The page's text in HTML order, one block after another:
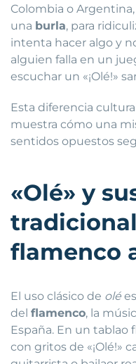
Colombia o Argentina,
una burla, para
intenta hacer algo y
alguien falla en un
escuchar un «¡Olé!»
Esta diferencia
muestra cómo una
sentidos opuestos
«Olé» y
flamenco
El uso clásico de olé
del flamenco, la
España. En un tablao
con gritos de «¡Olé!»